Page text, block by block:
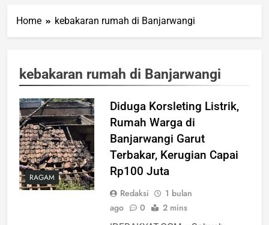
Home kebakaran rumah di Banjarwangi
kebakaran rumah di Banjarwangi
RAGAM
Diduga Korsleting Listrik,
Rumah Warga di
Banjarwangi Garut
Terbakar, Kerugian Capai
Rp100 Juta
Redaksi
1 bulan
ago
0 2 mins